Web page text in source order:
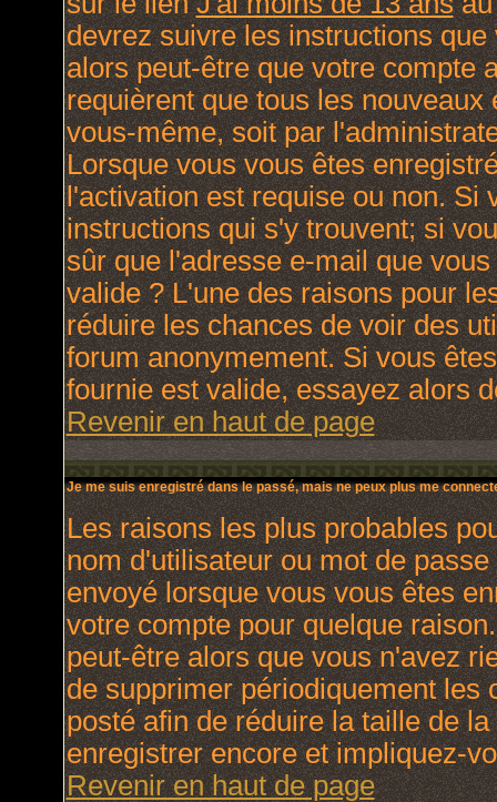
devrez suivre les instructions
alors peut-être que votre compte
requièrent que tous les
vous-même, soit par
Lorsque vous vous êtes
l'activation est requise ou non. Si
instructions qui s'y trouvent; si
sûr que l'adresse e-mail que
valide ? L'une des raisons pour
réduire les chances de voir des
forum anonymement. Si vous
fournie est valide, essayez alors
Revenir en haut de page
Je me suis enregistré dans le passé, mais ne peux plus me
Les raisons les plus probables
nom d'utilisateur ou mot de
envoyé lorsque vous vous êtes
votre compte pour quelque
peut-être alors que vous n'avez
de supprimer périodiquement les
posté afin de réduire la taille de
enregistrer encore et impliquez-
Revenir en haut de page